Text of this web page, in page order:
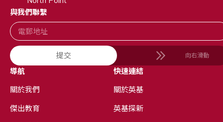
與我們聯繫
提交 向右滑動
導航
關於我們
傑出教育
快速連結
關於英基
英基探新